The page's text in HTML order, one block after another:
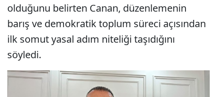
olduğunu belirten Canan, düzenlemenin
barış ve demokratik toplum süreci açısından
ilk somut yasal adım niteliği taşıdığını
söyledi.